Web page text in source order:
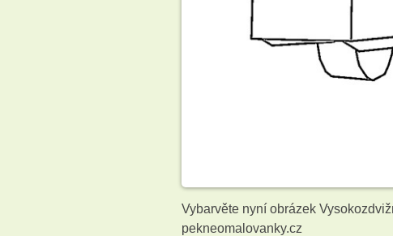
Vybarvěte nyní obrázek
pekneomalovanky.cz